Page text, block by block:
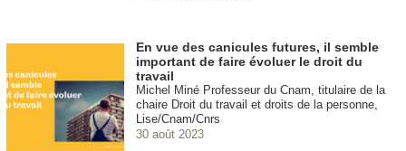
En vue des canicules futures, il semble
important de faire évoluer le droit du
travail
Michel Miné Professeur du Cnam, titulaire de la
chaire Droit du travail et droits de la personne,
Lise/Cnam/Cnrs
30 août 2023